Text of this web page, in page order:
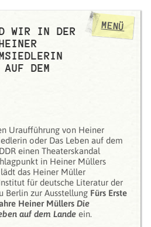
WIR IN DER
DEM
Uraufführung von Heiner
oder Das Leben auf dem
einen Theaterskandal
in Heiner Müllers
das Heiner Müller
für deutsche Literatur der
Berlin zur Ausstellung Fürs Erste
Heiner MüllersDie
auf dem Lande ein.
MENÜ